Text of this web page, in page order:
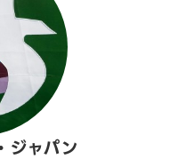
ジャパン